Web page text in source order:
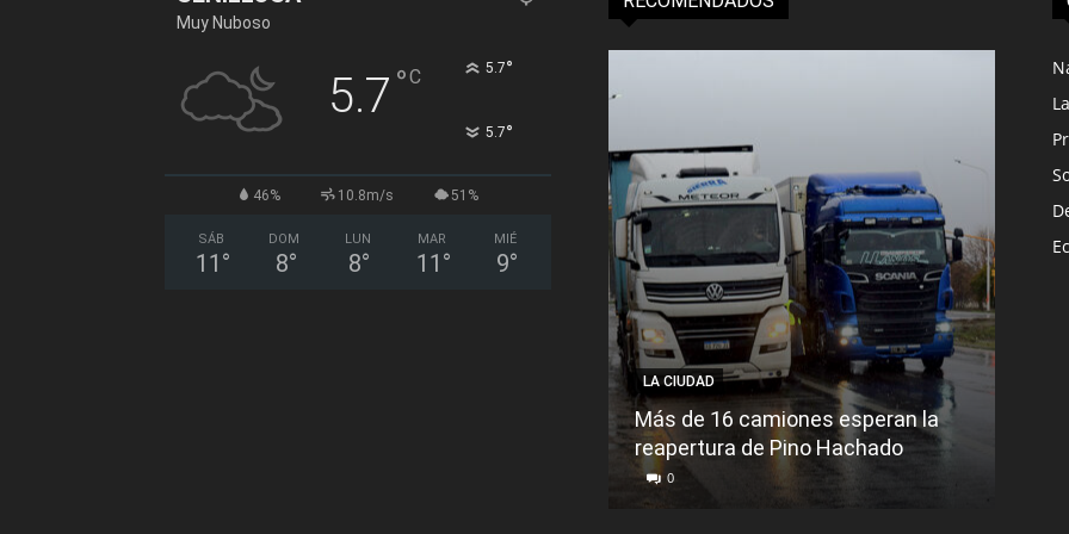
Muy Nuboso
5.7 °C 5.7°
5.7°
46% 10.8m/s 51%
SÁB
11 °
DOM
8°
LUN
8°
MAR
11 °
MIÉ
9°
LA CIUDAD
Más de 16 camiones esperan la
reapertura de Pino Hachado
0